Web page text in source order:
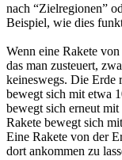
nach “Zielregionen”
Beispiel, wie dies
Wenn eine Rakete
das man zusteuert,
keineswegs. Die Erde
bewegt sich mit etwa
bewegt sich erneut
Rakete bewegt sich
Eine Rakete von der
dort ankommen zu